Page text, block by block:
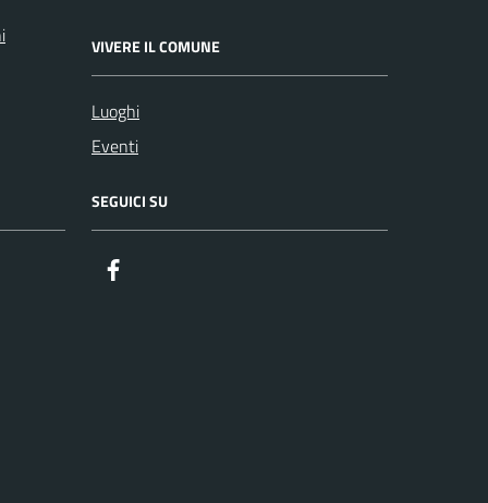
VIVERE IL COMUNE
Luoghi
Eventi
SEGUICI SU